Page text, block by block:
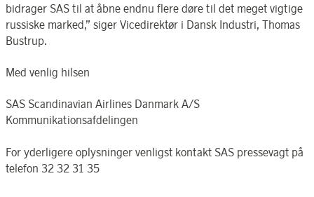
bidrager SAS til at åbne endnu flere døre til det meget vigtige
russiske marked,” siger Vicedirektør i Dansk Industri, Thomas
Bustrup.
Med venlig hilsen
SAS Scandinavian Airlines Danmark A/S
Kommunikationsafdelingen
For yderligere oplysninger venligst kontakt SAS pressevagt på
telefon 32 32 31 35